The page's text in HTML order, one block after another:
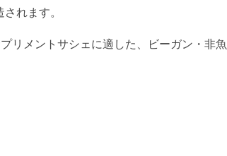
れます。
リメントサシェに適した、ビーガン・非